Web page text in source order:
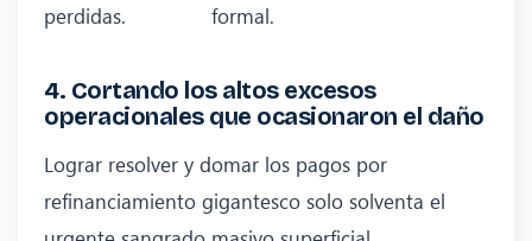
perdidas.
formal.
4. Cortando los altos excesos
operacionales que ocasionaron el daño
Lograr resolver y domar los pagos por
refinanciamiento gigantesco solo solventa el